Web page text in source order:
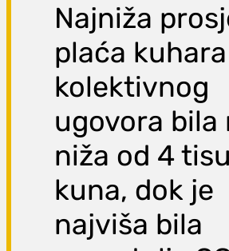
Najniža
plaća
kolektivnog
ugovora bila
niža od 4
kuna, dok je
najviša bila